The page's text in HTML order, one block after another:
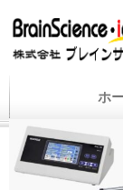
ホ